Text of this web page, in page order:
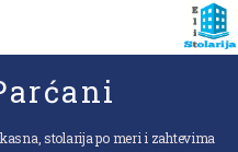
stolarija po meri i zahtevima